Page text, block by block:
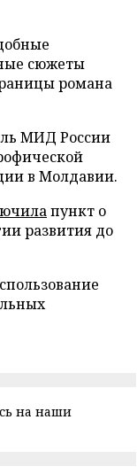
сюжеты
романа
МИД России
в Молдавии.
пункт о
развития до
на наши